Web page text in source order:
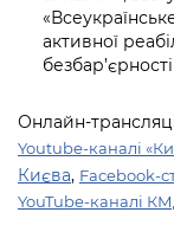
Міський
Важливе під
активної
Онлайн-
Youtube-каналі
Києва, Facebook-
YouTube-каналі